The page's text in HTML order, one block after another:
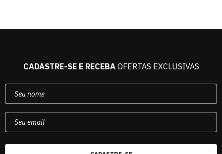
CADASTRE-SE E RECEBAOFERTAS EXCLUSIVAS